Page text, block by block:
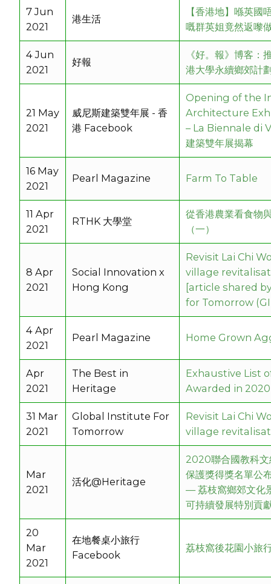
7 Jun
2021
港生活
【香港地】喺英國
嘅群英姐竟然返嚟
4 Jun
2021
好報
《好。報》博客
港大學永續鄉郊計
21 May
2021
威尼斯建築雙年展 - 香
港 Facebook
Opening of the
Architecture
– La Biennale di
建築雙年展揭幕
16 May
2021
Pearl Magazine Farm To Table
11 Apr
2021
RTHK 大學堂
從香港農業看食物
（一）
8 Apr
2021
Social Innovation x
Hong Kong
Revisit Lai Chi
village
[article shared
for Tomorrow
4 Apr
2021
Pearl Magazine Home Grown
Apr
2021
The Best in
Heritage
Exhaustive List
Awarded in
31 Mar
2021
Global Institute For
Tomorrow
Revisit Lai Chi
village
Mar
2021
活化@Heritage
2020聯合國教科
保護獎得獎名單公
— 荔枝窩鄉郊文化
可持續發展特別貢
20
Mar
2021
在地餐桌小旅行
Facebook
荔枝窩後花園小旅